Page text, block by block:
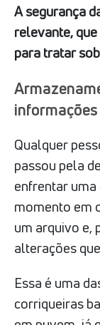
A segurança
relevante,
para tratar
Qualquer
passou pela
enfrentar uma
momento em
um arquivo e,
alterações
Essa é uma
corriqueiras